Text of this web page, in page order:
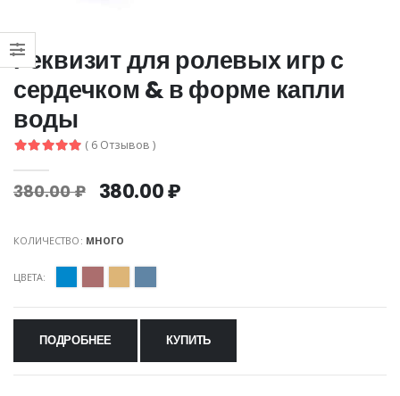
Реквизит для ролевых игр с
сердечком & в форме капли
воды
( 6 Отзывов )
380.00 ₽ 380.00 ₽
КОЛИЧЕСТВО: МНОГО
ЦВЕТА:
ПОДРОБНЕЕ КУПИТЬ